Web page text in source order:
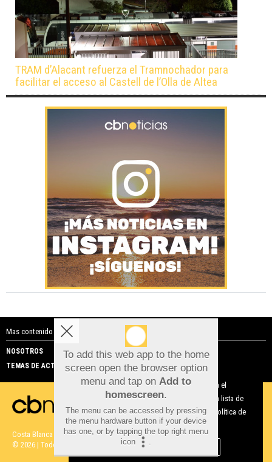
TRAM d’Alacant refuerza el Tramnochador para
facilitar el acceso al Castell de l’Olla de Altea
Mas contenido de Costa Blanca Noticias:
NOSOTROS
PUBLICIDAD
TEMAS DE ACTUALIDAD
Costa Blanca Noticias | Términos de uso| Protección de datos
© 2026 | Todos los derechos reservados
Aviso sobre el Uso de cookies:
Utilizamos cookies nuestras y de terceros para el
funcionamiento del digital. Puedes consultar la lista de
cookies y como desconectarlas. Ver nuestra Política de
Privacidad y Cookies
Aceptar Cookies
To add this web app to the home
screen open the browser option
menu and tap on Add to
homescreen.
The menu can be accessed by pressing
the menu hardware button if your device
has one, or by tapping the top right menu
icon
.